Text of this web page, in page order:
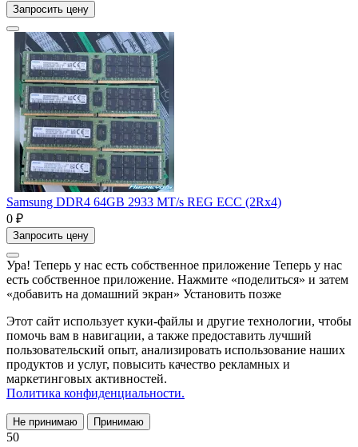
Запросить цену
Samsung DDR4 64GB 2933 MT/s REG ECC (2Rx4)
0 ₽
Запросить цену
Ура! Теперь у нас есть собственное приложение Теперь у нас
есть собственное приложение. Нажмите «поделиться» и затем
«добавить на домашний экран» Установить позже
Этот сайт использует куки-файлы и другие технологии, чтобы
помочь вам в навигации, а также предоставить лучший
пользовательский опыт, анализировать использование наших
продуктов и услуг, повысить качество рекламных и
маркетинговых активностей.
Политика конфиденциальности.
Не принимаю Принимаю
50